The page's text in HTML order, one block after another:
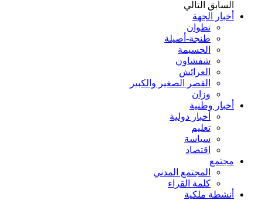
السابق التالي
أخبار الجهة
تطوان
طنجة-أصيلة
الحسيمة
شفشاون
العرائش
القصر الصغير والكبير
وزان
أخبار وطنية
أخبار دولية
تعليم
سياسة
اقتصاد
مجتمع
المجتمع المدني
كلمة القراء
أنشطة ملكية